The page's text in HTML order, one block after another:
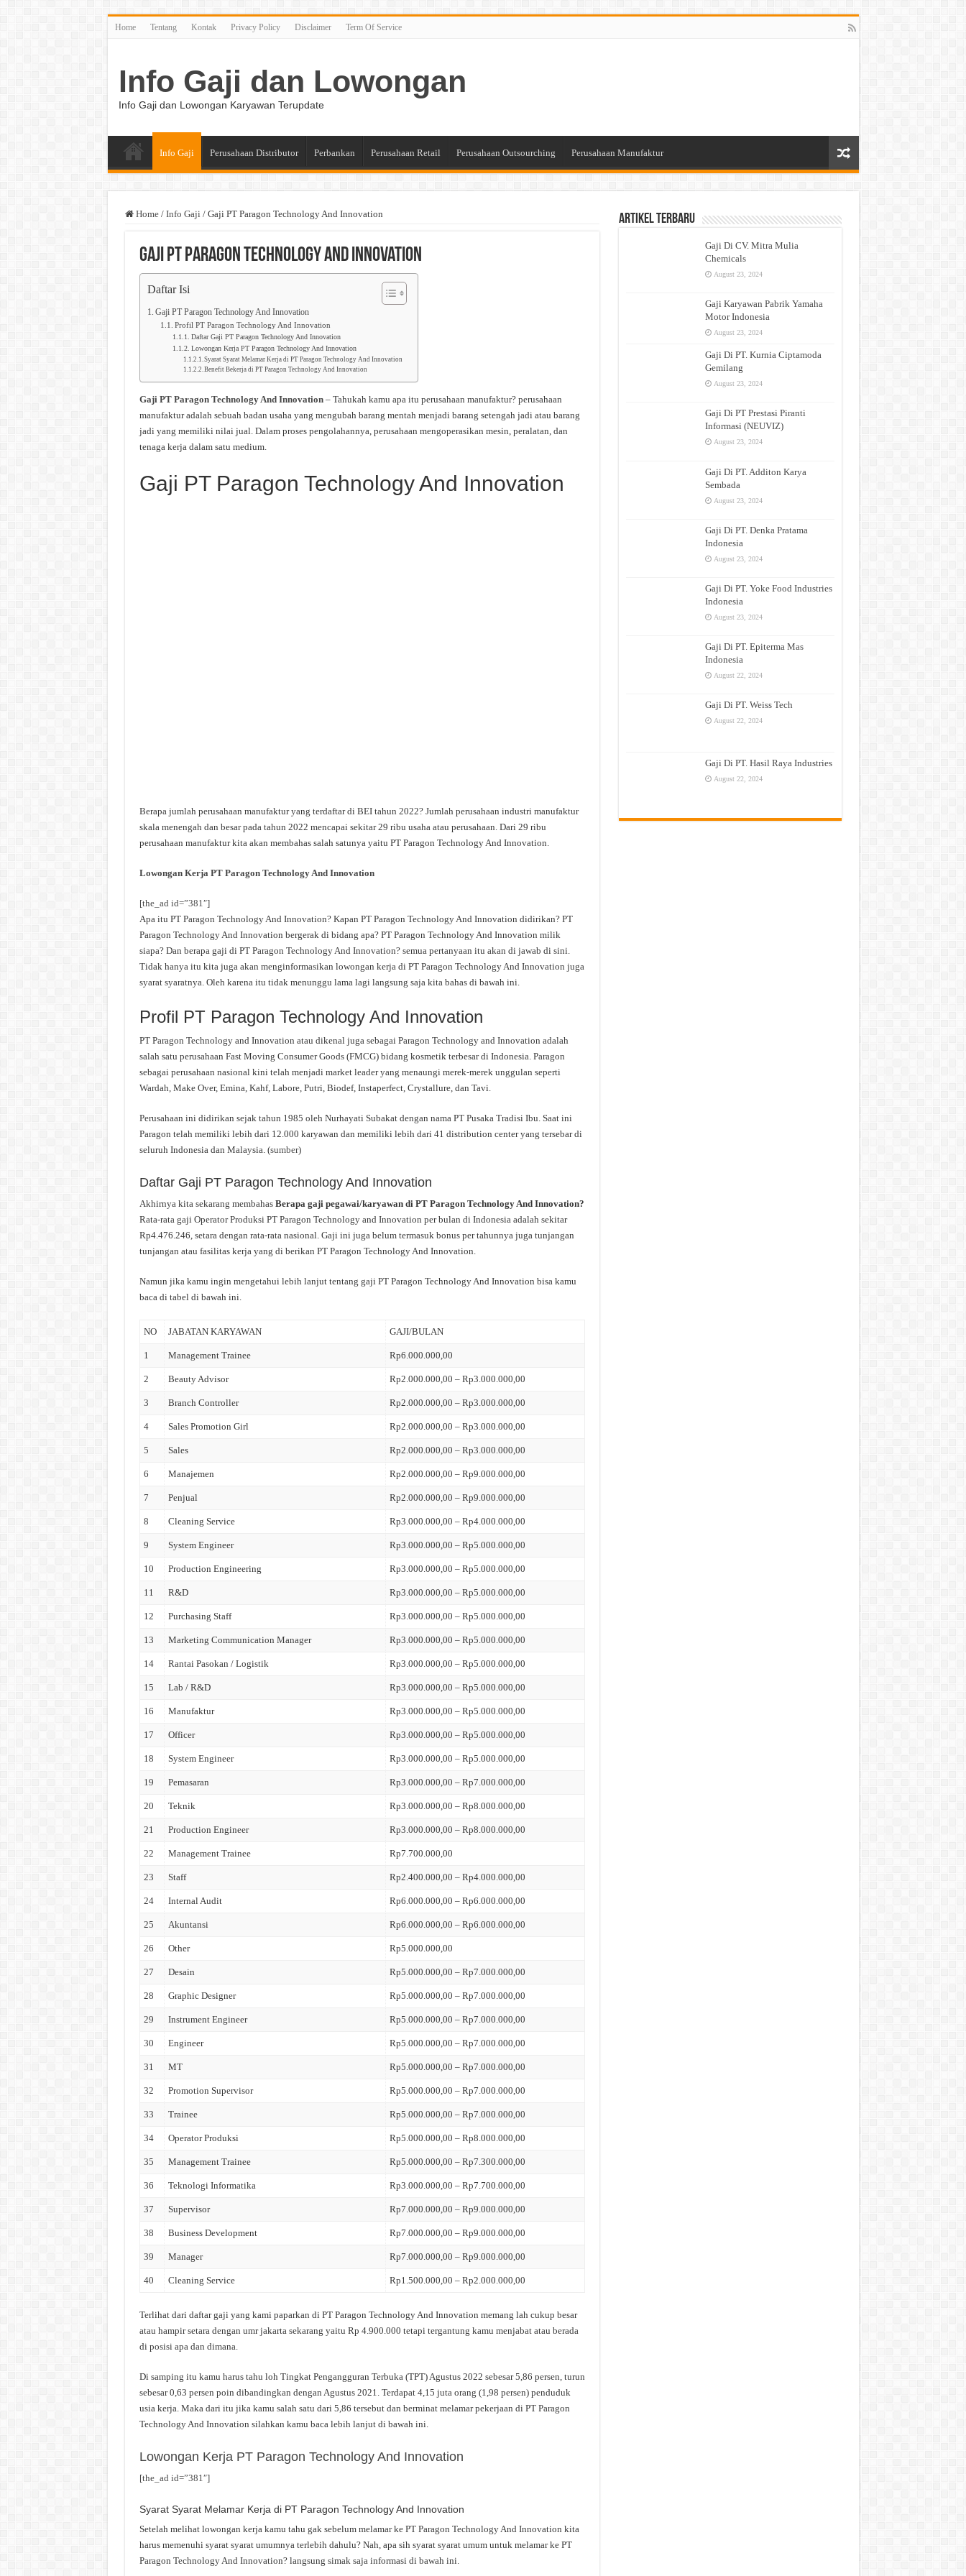
Home Tentang Kontak Privacy Policy Disclaimer Term Of Service
Info Gaji dan Lowongan
Info Gaji dan Lowongan Karyawan Terupdate
Info Gaji Perusahaan Distributor Perbankan Perusahaan Retail Perusahaan Outsourching Perusahaan Manufaktur
Home / Info Gaji / Gaji PT Paragon Technology And Innovation
Gaji PT Paragon Technology And Innovation
Daftar Isi
Gaji PT Paragon Technology And Innovation
Profil PT Paragon Technology And Innovation
Daftar Gaji PT Paragon Technology And Innovation
Lowongan Kerja PT Paragon Technology And Innovation
Syarat Syarat Melamar Kerja di PT Paragon Technology And Innovation
Benefit Bekerja di PT Paragon Technology And Innovation
Gaji PT Paragon Technology And Innovation– Tahukah kamu apa itu perusahaan manufaktur? perusahaan
manufaktur adalah sebuah badan usaha yang mengubah barang mentah menjadi barang setengah jadi atau barang
jadi yang memiliki nilai jual. Dalam proses pengolahannya, perusahaan mengoperasikan mesin, peralatan, dan
tenaga kerja dalam satu medium.
Gaji PT Paragon Technology And Innovation
Berapa jumlah perusahaan manufaktur yang terdaftar di BEI tahun 2022? Jumlah perusahaan industri manufaktur
skala menengah dan besar pada tahun 2022 mencapai sekitar 29 ribu usaha atau perusahaan. Dari 29 ribu
perusahaan manufaktur kita akan membahas salah satunya yaitu PT Paragon Technology And Innovation.
Lowongan Kerja PT Paragon Technology And Innovation
[the_ad id=”381″]
Apa itu PT Paragon Technology And Innovation? Kapan PT Paragon Technology And Innovation didirikan? PT
Paragon Technology And Innovation bergerak di bidang apa? PT Paragon Technology And Innovation milik
siapa? Dan berapa gaji di PT Paragon Technology And Innovation? semua pertanyaan itu akan di jawab di sini.
Tidak hanya itu kita juga akan menginformasikan lowongan kerja di PT Paragon Technology And Innovation juga
syarat syaratnya. Oleh karena itu tidak menunggu lama lagi langsung saja kita bahas di bawah ini.
Profil PT Paragon Technology And Innovation
PT Paragon Technology and Innovation atau dikenal juga sebagai Paragon Technology and Innovation adalah
salah satu perusahaan Fast Moving Consumer Goods (FMCG) bidang kosmetik terbesar di Indonesia. Paragon
sebagai perusahaan nasional kini telah menjadi market leader yang menaungi merek-merek unggulan seperti
Wardah, Make Over, Emina, Kahf, Labore, Putri, Biodef, Instaperfect, Crystallure, dan Tavi.
Perusahaan ini didirikan sejak tahun 1985 oleh Nurhayati Subakat dengan nama PT Pusaka Tradisi Ibu. Saat ini
Paragon telah memiliki lebih dari 12.000 karyawan dan memiliki lebih dari 41 distribution center yang tersebar di
seluruh Indonesia dan Malaysia. (sumber)
Daftar Gaji PT Paragon Technology And Innovation
Akhirnya kita sekarang membahas Berapa gaji pegawai/karyawan di PT Paragon Technology And Innovation?
Rata-rata gaji Operator Produksi PT Paragon Technology and Innovation per bulan di Indonesia adalah sekitar
Rp4.476.246, setara dengan rata-rata nasional. Gaji ini juga belum termasuk bonus per tahunnya juga tunjangan
tunjangan atau fasilitas kerja yang di berikan PT Paragon Technology And Innovation.
Namun jika kamu ingin mengetahui lebih lanjut tentang gaji PT Paragon Technology And Innovation bisa kamu
baca di tabel di bawah ini.
NO JABATAN KARYAWAN GAJI/BULAN
1 Management Trainee Rp6.000.000,00
2 Beauty Advisor Rp2.000.000,00 – Rp3.000.000,00
3 Branch Controller Rp2.000.000,00 – Rp3.000.000,00
4 Sales Promotion Girl Rp2.000.000,00 – Rp3.000.000,00
5 Sales Rp2.000.000,00 – Rp3.000.000,00
6 Manajemen Rp2.000.000,00 – Rp9.000.000,00
7 Penjual Rp2.000.000,00 – Rp9.000.000,00
8 Cleaning Service Rp3.000.000,00 – Rp4.000.000,00
9 System Engineer Rp3.000.000,00 – Rp5.000.000,00
10 Production Engineering Rp3.000.000,00 – Rp5.000.000,00
11 R&D Rp3.000.000,00 – Rp5.000.000,00
12 Purchasing Staff Rp3.000.000,00 – Rp5.000.000,00
13 Marketing Communication Manager Rp3.000.000,00 – Rp5.000.000,00
14 Rantai Pasokan / Logistik Rp3.000.000,00 – Rp5.000.000,00
15 Lab / R&D Rp3.000.000,00 – Rp5.000.000,00
16 Manufaktur Rp3.000.000,00 – Rp5.000.000,00
17 Officer Rp3.000.000,00 – Rp5.000.000,00
18 System Engineer Rp3.000.000,00 – Rp5.000.000,00
19 Pemasaran Rp3.000.000,00 – Rp7.000.000,00
20 Teknik Rp3.000.000,00 – Rp8.000.000,00
21 Production Engineer Rp3.000.000,00 – Rp8.000.000,00
22 Management Trainee Rp7.700.000,00
23 Staff Rp2.400.000,00 – Rp4.000.000,00
24 Internal Audit Rp6.000.000,00 – Rp6.000.000,00
25 Akuntansi Rp6.000.000,00 – Rp6.000.000,00
26 Other Rp5.000.000,00
27 Desain Rp5.000.000,00 – Rp7.000.000,00
28 Graphic Designer Rp5.000.000,00 – Rp7.000.000,00
29 Instrument Engineer Rp5.000.000,00 – Rp7.000.000,00
30 Engineer Rp5.000.000,00 – Rp7.000.000,00
31 MT Rp5.000.000,00 – Rp7.000.000,00
32 Promotion Supervisor Rp5.000.000,00 – Rp7.000.000,00
33 Trainee Rp5.000.000,00 – Rp7.000.000,00
34 Operator Produksi Rp5.000.000,00 – Rp8.000.000,00
35 Management Trainee Rp5.000.000,00 – Rp7.300.000,00
36 Teknologi Informatika Rp3.000.000,00 – Rp7.700.000,00
37 Supervisor Rp7.000.000,00 – Rp9.000.000,00
38 Business Development Rp7.000.000,00 – Rp9.000.000,00
39 Manager Rp7.000.000,00 – Rp9.000.000,00
40 Cleaning Service Rp1.500.000,00 – Rp2.000.000,00
Terlihat dari daftar gaji yang kami paparkan di PT Paragon Technology And Innovation memang lah cukup besar
atau hampir setara dengan umr jakarta sekarang yaitu Rp 4.900.000 tetapi tergantung kamu menjabat atau berada
di posisi apa dan dimana.
Di samping itu kamu harus tahu loh Tingkat Pengangguran Terbuka (TPT) Agustus 2022 sebesar 5,86 persen, turun
sebesar 0,63 persen poin dibandingkan dengan Agustus 2021. Terdapat 4,15 juta orang (1,98 persen) penduduk
usia kerja. Maka dari itu jika kamu salah satu dari 5,86 tersebut dan berminat melamar pekerjaan di PT Paragon
Technology And Innovation silahkan kamu baca lebih lanjut di bawah ini.
Lowongan Kerja PT Paragon Technology And Innovation
[the_ad id=”381″]
Syarat Syarat Melamar Kerja di PT Paragon Technology And Innovation
Setelah melihat lowongan kerja kamu tahu gak sebelum melamar ke PT Paragon Technology And Innovation kita
harus memenuhi syarat syarat umumnya terlebih dahulu? Nah, apa sih syarat syarat umum untuk melamar ke PT
Paragon Technology And Innovation? langsung simak saja informasi di bawah ini.
Artikel Terbaru
Gaji Di CV. Mitra Mulia
Chemicals
August 23, 2024
Gaji Karyawan Pabrik Yamaha
Motor Indonesia
August 23, 2024
Gaji Di PT. Kurnia Ciptamoda
Gemilang
August 23, 2024
Gaji Di PT Prestasi Piranti
Informasi (NEUVIZ)
August 23, 2024
Gaji Di PT. Additon Karya
Sembada
August 23, 2024
Gaji Di PT. Denka Pratama
Indonesia
August 23, 2024
Gaji Di PT. Yoke Food Industries
Indonesia
August 23, 2024
Gaji Di PT. Epiterma Mas
Indonesia
August 22, 2024
Gaji Di PT. Weiss Tech
August 22, 2024
Gaji Di PT. Hasil Raya Industries
August 22, 2024